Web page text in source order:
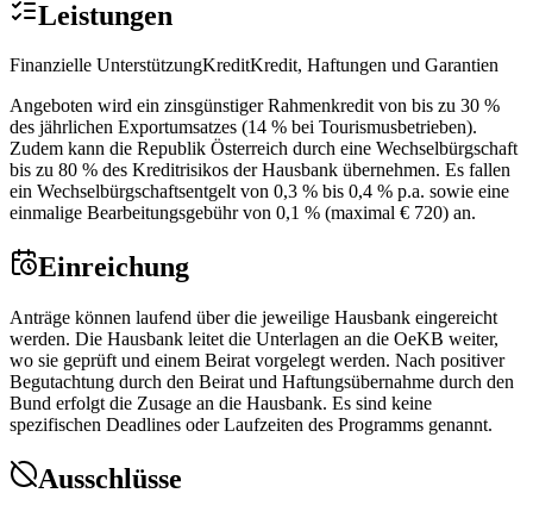
Leistungen
Finanzielle UnterstützungKreditKredit, Haftungen und Garantien
Angeboten wird ein zinsgünstiger Rahmenkredit von bis zu 30 %
des jährlichen Exportumsatzes (14 % bei Tourismusbetrieben).
Zudem kann die Republik Österreich durch eine Wechselbürgschaft
bis zu 80 % des Kreditrisikos der Hausbank übernehmen. Es fallen
ein Wechselbürgschaftsentgelt von 0,3 % bis 0,4 % p.a. sowie eine
einmalige Bearbeitungsgebühr von 0,1 % (maximal € 720) an.
Einreichung
Anträge können laufend über die jeweilige Hausbank eingereicht
werden. Die Hausbank leitet die Unterlagen an die OeKB weiter,
wo sie geprüft und einem Beirat vorgelegt werden. Nach positiver
Begutachtung durch den Beirat und Haftungsübernahme durch den
Bund erfolgt die Zusage an die Hausbank. Es sind keine
spezifischen Deadlines oder Laufzeiten des Programms genannt.
Ausschlüsse